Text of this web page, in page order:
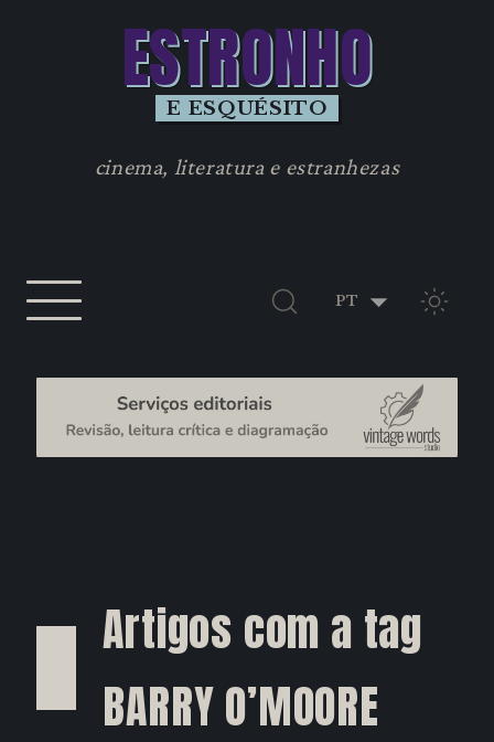
ESTRONHO
E ESQUÉSITO
cinema, literatura e estranhezas
TEMA
Artigos com a tag
BARRY O’MOORE